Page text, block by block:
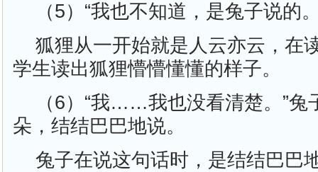
（5）“我也不知道，是兔子说的
狐狸从一开始就是人云亦云，在
学生读出狐狸懵懵懂懂的样子。
（6）“我……我也没看清楚。”兔
朵，结结巴巴地说。
兔子在说这句话时，是结结巴巴